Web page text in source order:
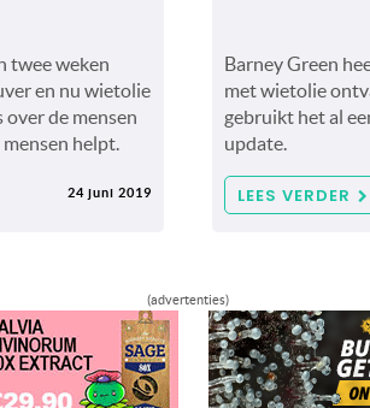
twee weken
en nu wietolie
over de mensen
helpt.
24 juni 2019
Barney Green
met wietolie
gebruikt het al
update.
LEES VERDER
(advertenties)